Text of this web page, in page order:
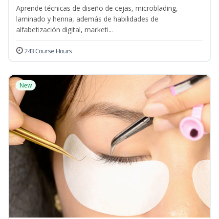
Aprende técnicas de diseño de cejas, microblading,
laminado y henna, además de habilidades de
alfabetización digital, marketi...
243 Course Hours
New